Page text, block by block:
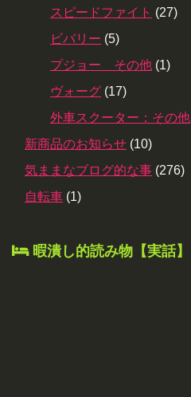
スピードファイト (27)
ビバリー (5)
プジョー その他 (1)
ヴォーグ (17)
外車スクーター：その他
新商品のお知らせ (10)
気ままなブログ的な事 (276)
自転車 (1)
暇潰し的読み物【実話】